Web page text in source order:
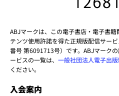
ABJマークは、この電子書店・電子書
テンツ使用許諾を得た正規版配信サー
番号 第6091713号）です。ABJマーク
ービスの一覧は、 一般社団法人電子出
ください。
入会案内